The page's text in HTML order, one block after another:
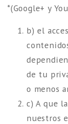
*(Google+ y
b) el
de tu
o menos
c) A que
nuestros